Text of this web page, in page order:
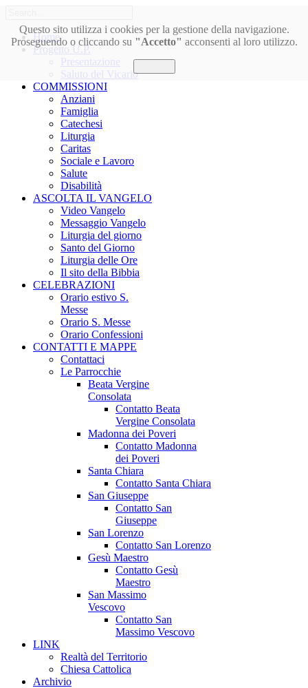
Questo sito utilizza i cookies per la gestione della navigazione.
Proseguendo o cliccando su "Accetto" acconsenti al loro utilizzo.
Home
Progetto U.P.
Presentazione
Saluto del Vicario
COMMISSIONI
Anziani
Famiglia
Catechesi
Liturgia
Caritas
Sociale e Lavoro
Salute
Disabilità
ASCOLTA IL VANGELO
Video Vangelo
Messaggio Vangelo
Liturgia del giorno
Santo del Giorno
Liturgia delle Ore
Il sito della Bibbia
CELEBRAZIONI
Orario estivo S.
Messe
Orario S. Messe
Orario Confessioni
CONTATTI E MAPPE
Contattaci
Le Parrocchie
Beata Vergine
Consolata
Contatto Beata
Vergine Consolata
Madonna dei Poveri
Contatto Madonna
dei Poveri
Santa Chiara
Contatto Santa Chiara
San Giuseppe
Contatto San
Giuseppe
San Lorenzo
Contatto San Lorenzo
Gesù Maestro
Contatto Gesù
Maestro
San Massimo
Vescovo
Contatto San
Massimo Vescovo
LINK
Realtà del Territorio
Chiesa Cattolica
Archivio